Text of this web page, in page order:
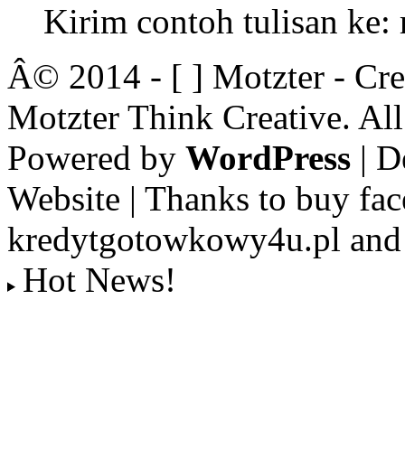
Kirim contoh tulisan ke:
Â© 2014 - [ ] Motzter -
Motzter Think Creative.
Powered by WordPress |
Website | Thanks to buy
kredytgotowkowy4u.pl
Hot News!